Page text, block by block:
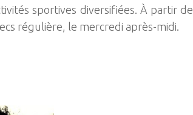
sportives diversifiées. À partir de
régulière, le mercredi après-midi.